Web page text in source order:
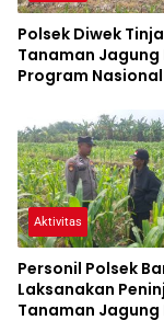
Polsek Diwek
Tanaman Jagung
Program
Aktivitas
Personil Polsek
Laksanakan
Tanaman Jagung